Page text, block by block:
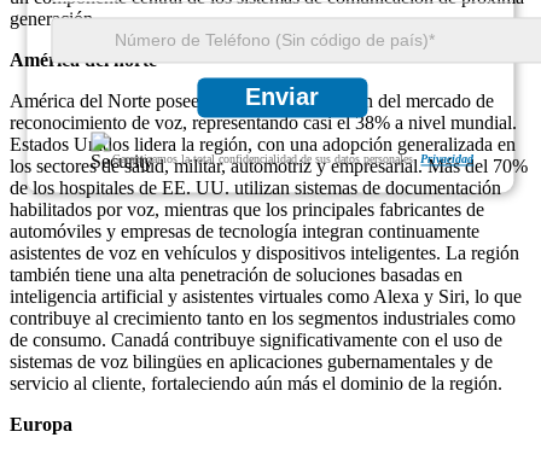
Enviar
Garantizamos la total confidencialidad de sus datos personales. Privacidad
generación.
América del norte
América del Norte posee la mayor participación del mercado de
reconocimiento de voz, representando casi el 38% a nivel mundial.
Estados Unidos lidera la región, con una adopción generalizada en
los sectores de salud, militar, automotriz y empresarial. Más del 70%
de los hospitales de EE. UU. utilizan sistemas de documentación
habilitados por voz, mientras que los principales fabricantes de
automóviles y empresas de tecnología integran continuamente
asistentes de voz en vehículos y dispositivos inteligentes. La región
también tiene una alta penetración de soluciones basadas en
inteligencia artificial y asistentes virtuales como Alexa y Siri, lo que
contribuye al crecimiento tanto en los segmentos industriales como
de consumo. Canadá contribuye significativamente con el uso de
sistemas de voz bilingües en aplicaciones gubernamentales y de
servicio al cliente, fortaleciendo aún más el dominio de la región.
Europa